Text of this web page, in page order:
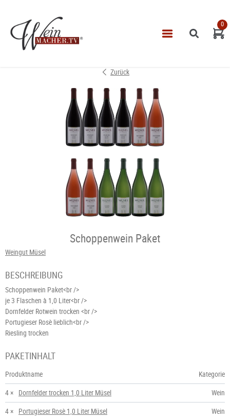
VINOTHEK
LEISTUNGEN
IMPRESSUM
0
Zurück
Schoppenwein Paket
Weingut Müsel
BESCHREIBUNG
Schoppenwein Paket<br />
je 3 Flaschen à 1,0 Liter<br />
Dornfelder Rotwein trocken <br />
Portugieser Rosè lieblich<br />
Riesling trocken
PAKETINHALT
Produktname
Kategorie
4 ×
Dornfelder trocken 1,0 Liter Müsel
Wein
4 ×
Portugieser Rosè 1,0 Liter Müsel
Wein